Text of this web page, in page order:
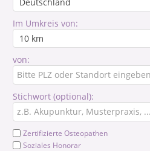
Im Umkreis von:
von:
Stichwort (optional):
Zertifizierte Osteopathen
Soziales Honorar